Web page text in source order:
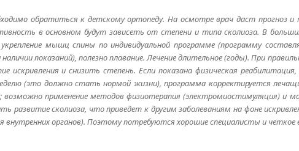
обратиться к детскому ортопеду. На осмотре врач даст прогноз
в основном будут зависеть от степени и типа сколиоза. В
мышц спины по индивидуальной программе (программу
показаний), полезно плавание. Лечение длительное (годы). При
искривления и снизить степень. Если показана физическая
(это должно стать нормой жизни), программа корректируется
возможно применение методов физиотерапия (электромиостимуляция) и
развитие сколиоза, что приведет к другим заболеваниям на фоне
внутренних органов). Поэтому потребуются хорошие специалисты и четкое